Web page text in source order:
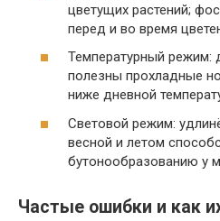
цветущих растений;
перед и во время
Температурный режим:
полезны прохладные
ниже дневной
Световой режим:
весной и летом
бутонообразованию у
Частые ошибки и как